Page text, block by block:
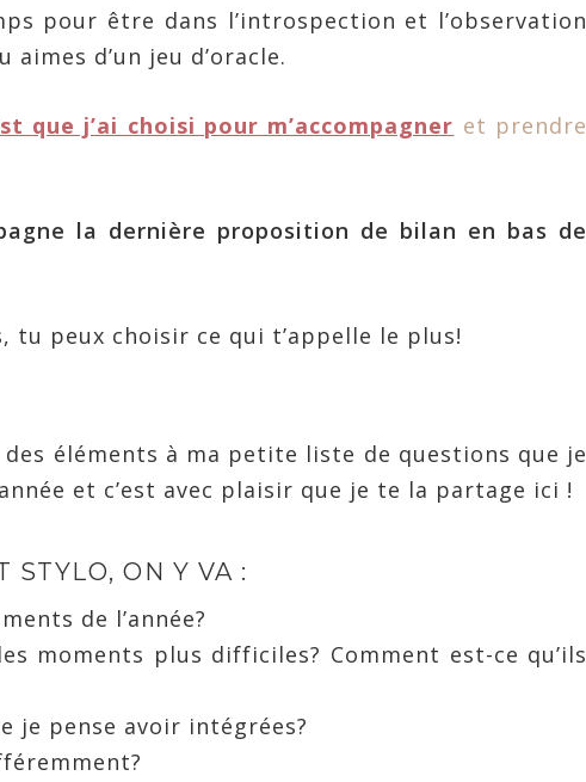
pour être dans l’introspection et l’observation
d’un jeu d’oracle.
que j’ai choisi pour m’accompagner et prendre
la dernière proposition de bilan en bas de
peux choisir ce qui t’appelle le plus!
éléments à ma petite liste de questions que je
et c’est avec plaisir que je te la partage ici !
STYLO, ON Y VA :
de l’année?
moments plus difficiles? Comment est-ce qu’ils
je pense avoir intégrées?